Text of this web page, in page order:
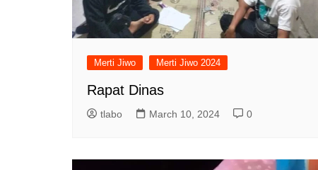
Merti Jiwo Merti Jiwo 2024
Rapat Dinas
tlabo March 10, 2024 0